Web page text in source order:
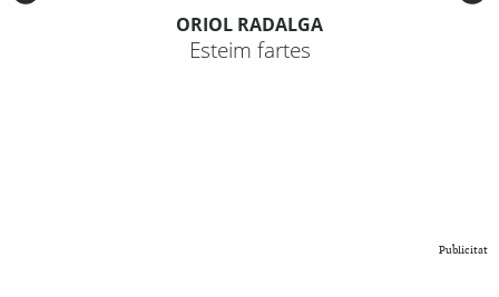
ORIOL RADALGA
Esteim fartes
Publicitat